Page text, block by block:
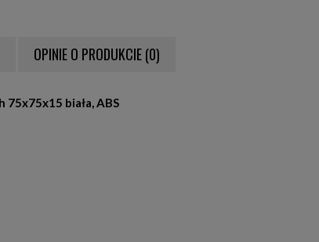
KOSZTÓW
OPINIE O PRODUKCIE (0)
biała, ABS